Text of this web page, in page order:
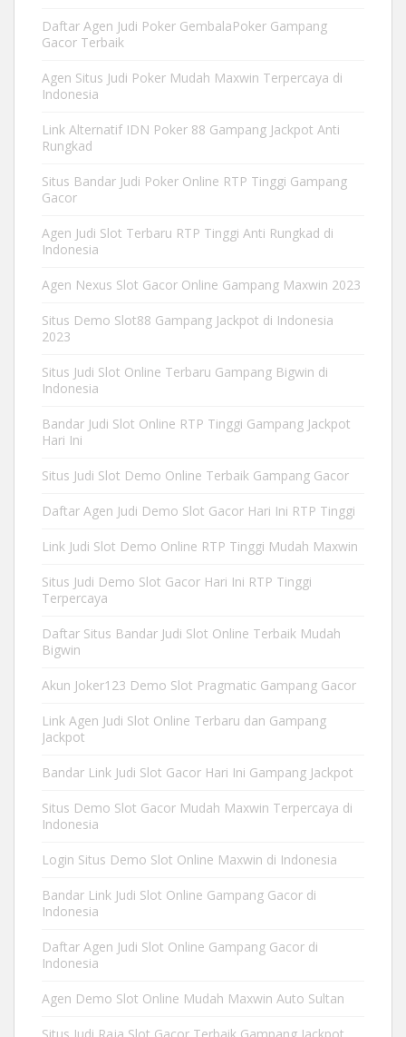
Daftar Agen Judi Poker GembalaPoker Gampang
Gacor Terbaik
Agen Situs Judi Poker Mudah Maxwin Terpercaya di
Indonesia
Link Alternatif IDN Poker 88 Gampang Jackpot Anti
Rungkad
Situs Bandar Judi Poker Online RTP Tinggi Gampang
Gacor
Agen Judi Slot Terbaru RTP Tinggi Anti Rungkad di
Indonesia
Agen Nexus Slot Gacor Online Gampang Maxwin 2023
Situs Demo Slot88 Gampang Jackpot di Indonesia
2023
Situs Judi Slot Online Terbaru Gampang Bigwin di
Indonesia
Bandar Judi Slot Online RTP Tinggi Gampang Jackpot
Hari Ini
Situs Judi Slot Demo Online Terbaik Gampang Gacor
Daftar Agen Judi Demo Slot Gacor Hari Ini RTP Tinggi
Link Judi Slot Demo Online RTP Tinggi Mudah Maxwin
Situs Judi Demo Slot Gacor Hari Ini RTP Tinggi
Terpercaya
Daftar Situs Bandar Judi Slot Online Terbaik Mudah
Bigwin
Akun Joker123 Demo Slot Pragmatic Gampang Gacor
Link Agen Judi Slot Online Terbaru dan Gampang
Jackpot
Bandar Link Judi Slot Gacor Hari Ini Gampang Jackpot
Situs Demo Slot Gacor Mudah Maxwin Terpercaya di
Indonesia
Login Situs Demo Slot Online Maxwin di Indonesia
Bandar Link Judi Slot Online Gampang Gacor di
Indonesia
Daftar Agen Judi Slot Online Gampang Gacor di
Indonesia
Agen Demo Slot Online Mudah Maxwin Auto Sultan